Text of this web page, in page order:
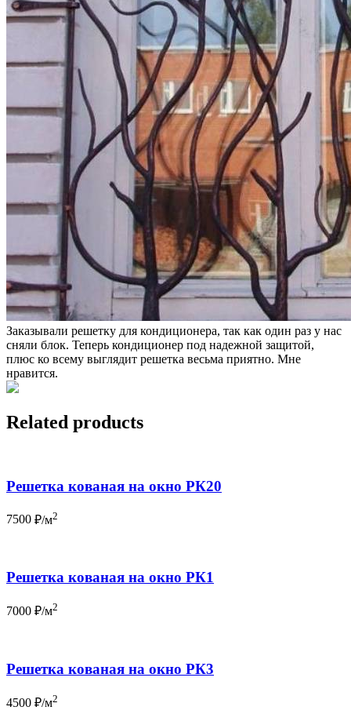
Заказывали решетку для кондиционера, так как один раз у нас
сняли блок. Теперь кондиционер под надежной защитой,
плюс ко всему выглядит решетка весьма приятно. Мне
нравится.
Related products
Решетка кованая на окно РК20
7500 ₽/м2
Решетка кованая на окно РК1
7000 ₽/м2
Решетка кованая на окно РК3
4500 ₽/м2